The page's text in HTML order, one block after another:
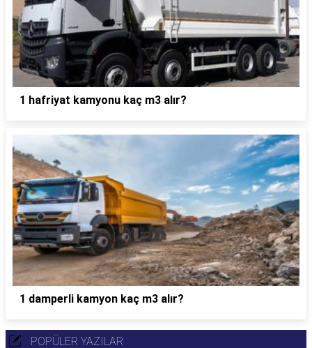
1 hafriyat kamyonu kaç m3 alır?
1 damperli kamyon kaç m3 alır?
POPÜLER YAZILAR